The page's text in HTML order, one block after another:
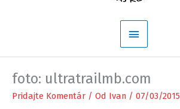
Hlavné
Menu
foto: ultratrailmb.com
Pridajte Komentár / Od Ivan / 07/03/2015